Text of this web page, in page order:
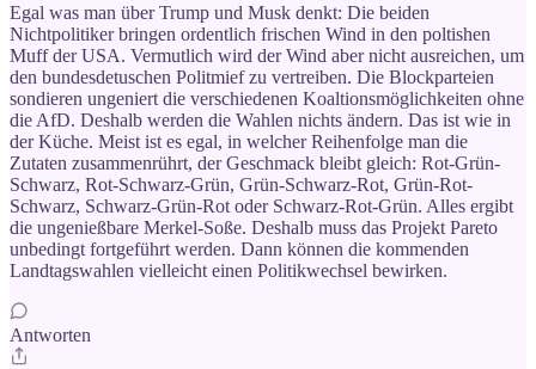
Egal was man über Trump und Musk denkt: Die beiden
Nichtpolitiker bringen ordentlich frischen Wind in den poltishen
Muff der USA. Vermutlich wird der Wind aber nicht ausreichen, um
den bundesdetuschen Politmief zu vertreiben. Die Blockparteien
sondieren ungeniert die verschiedenen Koaltionsmöglichkeiten ohne
die AfD. Deshalb werden die Wahlen nichts ändern. Das ist wie in
der Küche. Meist ist es egal, in welcher Reihenfolge man die
Zutaten zusammenrührt, der Geschmack bleibt gleich: Rot-Grün-
Schwarz, Rot-Schwarz-Grün, Grün-Schwarz-Rot, Grün-Rot-
Schwarz, Schwarz-Grün-Rot oder Schwarz-Rot-Grün. Alles ergibt
die ungenießbare Merkel-Soße. Deshalb muss das Projekt Pareto
unbedingt fortgeführt werden. Dann können die kommenden
Landtagswahlen vielleicht einen Politikwechsel bewirken.
Antworten